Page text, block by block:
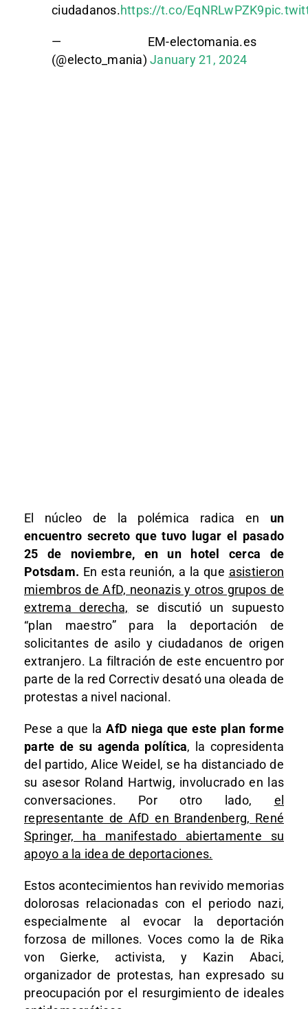
ciudadanos.https://t.co/EqNRLwPZK9
— EM-electomania.es
(@electo_mania) January 21, 2024
El núcleo de la polémica radica en un
encuentro secreto que tuvo lugar el pasado
25 de noviembre, en un hotel cerca de
Potsdam. En esta reunión, a la que asistieron
miembros de AfD, neonazis y otros grupos de
extrema derecha, se discutió un supuesto
“plan maestro” para la deportación de
solicitantes de asilo y ciudadanos de origen
extranjero. La filtración de este encuentro por
parte de la red Correctiv desató una oleada de
protestas a nivel nacional.
Pese a que laAfD niega que este plan forme
parte de su agenda política, la copresidenta
del partido, Alice Weidel, se ha distanciado de
su asesor Roland Hartwig, involucrado en las
conversaciones. Por otro lado, el
representante de AfD en Brandenberg, René
Springer, ha manifestado abiertamente su
apoyo a la idea de deportaciones.
Estos acontecimientos han revivido memorias
dolorosas relacionadas con el periodo nazi,
especialmente al evocar la deportación
forzosa de millones. Voces como la de Rika
von Gierke, activista, y Kazin Abaci,
organizador de protestas, han expresado su
preocupación por el resurgimiento de ideales